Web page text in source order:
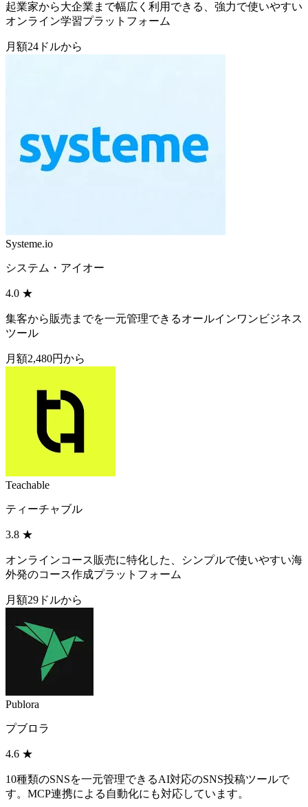
起業家から大企業まで幅広く利用できる、強力で使いやすい
オンライン学習プラットフォーム
月額24ドルから
Systeme.io
システム・アイオー
4.0 ★
集客から販売までを一元管理できるオールインワンビジネス
ツール
月額2,480円から
Teachable
ティーチャブル
3.8 ★
オンラインコース販売に特化した、シンプルで使いやすい海
外発のコース作成プラットフォーム
月額29ドルから
Publora
プブロラ
4.6 ★
10種類のSNSを一元管理できるAI対応のSNS投稿ツールで
す。MCP連携による自動化にも対応しています。